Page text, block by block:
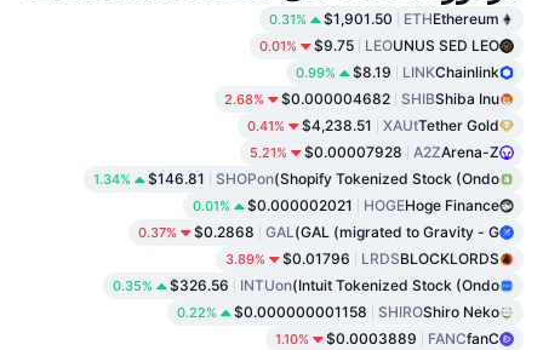
Ethereum
ETH
$1,901.50
0.31%
UNUS SED LEO
LEO
$9.75
0.01%
Chainlink
LINK
$8.19
0.99%
Shiba Inu
SHIB
$0.000004682
2.68%
Tether Gold
XAUt
$4,238.51
0.41%
Arena-Z
A2Z
$0.00007928
5.21%
Shopify Tokenized Stock (Ondo)
SHOPon
$146.81
1.34%
Hoge Finance
HOGE
$0.000002021
0.01%
GAL (migrated to Gravity - G)
GAL
$0.2868
0.37%
BLOCKLORDS
LRDS
$0.01796
3.89%
Intuit Tokenized Stock (Ondo)
INTUon
$326.56
0.35%
Shiro Neko
SHIRO
$0.000000001158
0.22%
fanC
FANC
$0.0003889
1.10%